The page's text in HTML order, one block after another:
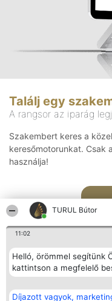
TURUL Bútor
11:02
Helló, örömmel segítünk
kattintson a megfelelő
Díjazott vagyok,
Találj egy
A rangsor az iparág
Szakembert keres a
keresőmotorunkat. Csak
használja!
Rangsorszervező
SC Beautiful Company S.R.L.